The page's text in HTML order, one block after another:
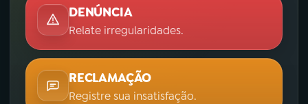
DENÚNCIA
Relate irregularidades.
RECLAMAÇÃO
Registre sua insatisfação.